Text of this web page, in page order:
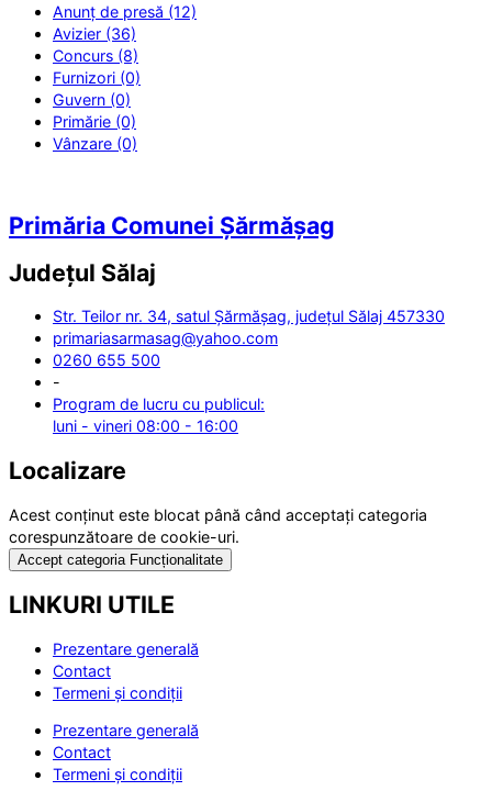
Anunț de presă (12)
Avizier (36)
Concurs (8)
Furnizori (0)
Guvern (0)
Primărie (0)
Vânzare (0)
Primăria Comunei Șărmășag
Județul Sălaj
Str. Teilor nr. 34, satul Șărmășag, județul Sălaj 457330
primariasarmasag@yahoo.com
0260 655 500
-
Program de lucru cu publicul:
luni - vineri 08:00 - 16:00
Localizare
Acest conținut este blocat până când acceptați categoria
corespunzătoare de cookie-uri.
Accept categoria Funcționalitate
LINKURI UTILE
Prezentare generală
Contact
Termeni și condiții
Prezentare generală
Contact
Termeni și condiții